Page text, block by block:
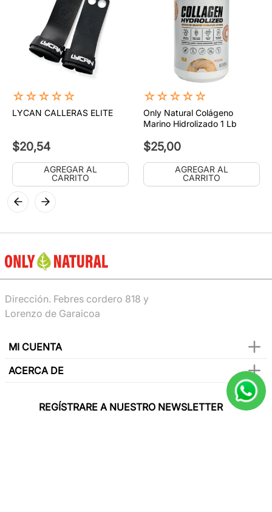
☆☆☆☆☆
LYCAN CALLERAS ELITE
$20,54
AGREGAR AL
CARRITO
☆☆☆☆☆
Only Natural Colágeno
Marino Hidrolizado 1 Lb
$25,00
AGREGAR AL
CARRITO
Dirección. Febres cordero 818 y
Lorenzo de Garaicoa
MI CUENTA
ACERCA DE
REGÍSTRARE A NUESTRO NEWSLETTER